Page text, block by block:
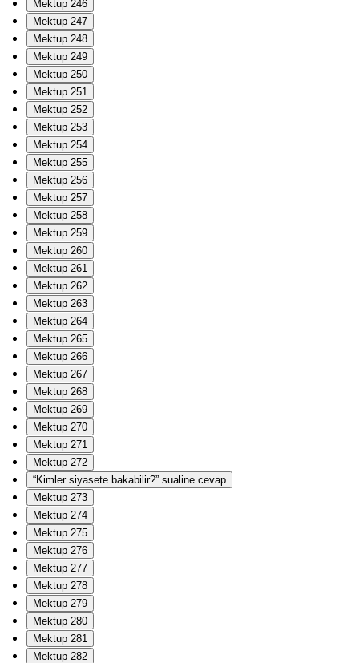
Mektup 246
Mektup 247
Mektup 248
Mektup 249
Mektup 250
Mektup 251
Mektup 252
Mektup 253
Mektup 254
Mektup 255
Mektup 256
Mektup 257
Mektup 258
Mektup 259
Mektup 260
Mektup 261
Mektup 262
Mektup 263
Mektup 264
Mektup 265
Mektup 266
Mektup 267
Mektup 268
Mektup 269
Mektup 270
Mektup 271
Mektup 272
“Kimler siyasete bakabilir?” sualine cevap
Mektup 273
Mektup 274
Mektup 275
Mektup 276
Mektup 277
Mektup 278
Mektup 279
Mektup 280
Mektup 281
Mektup 282